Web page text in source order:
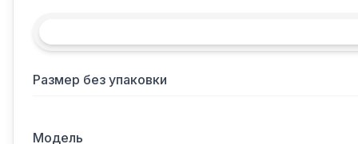
Размер без упаковки
Модель